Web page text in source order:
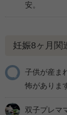
安。
妊娠8ヶ月関
子供が産ま
怖があり
双子プレマ